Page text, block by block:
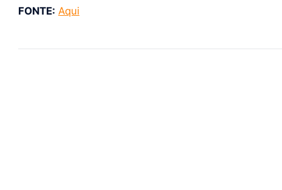
FONTE: Aqui